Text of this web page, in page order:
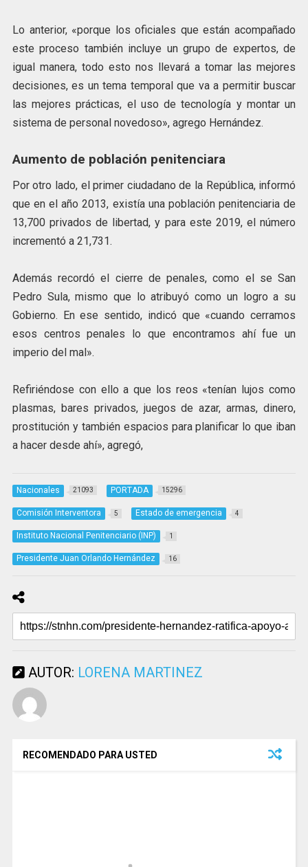
Lo anterior, «porque los oficiales que están acompañado
este proceso también incluye un grupo de expertos, de
igual manera, todo esto nos llevará a tomar las mejores
decisiones, es un tema temporal que va a permitir buscar
las mejores prácticas, el uso de tecnología y montar un
sistema de personal novedoso», agrego Hernández.
Aumento de población penitenciara
Por otro lado, el primer ciudadano de la República, informó
que en el año 2013, existía una población penitenciaria de
13,700 privados de libertad, y para este 2019, el número
incrementó a 21,731.
Además recordó el cierre de penales, como el se San
Pedro Sula, mismo que lo atribuyó como un logro a su
Gobierno. En ese sentido, indicó que «cuando cerramos
esos centros penales lo que encontramos ahí fue un
imperio del mal».
Refiriéndose con ello a que los reos «tenían lujos como
plasmas, bares privados, juegos de azar, armas, dinero,
prostitución y también espacios para planificar lo que iban
a hacer desde ahí», agregó,
Nacionales 21093 PORTADA 15296
Comisión Interventora 5 Estado de emergencia 4
Instituto Nacional Penitenciario (INP) 1
Presidente Juan Orlando Hernández 16
AUTOR: LORENA MARTINEZ
RECOMENDADO PARA USTED